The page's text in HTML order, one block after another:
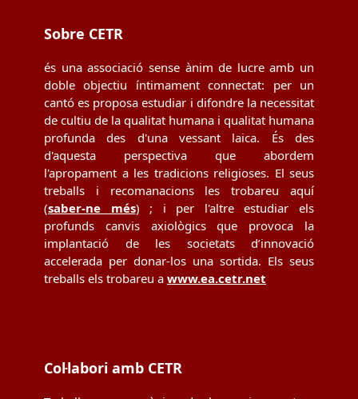
Sobre CETR
és una associació sense ànim de lucre amb un
doble objectiu íntimament connectat: per un
cantó es proposa estudiar i difondre la necessitat
de cultiu de la qualitat humana i qualitat humana
profunda des d'una vessant laica. És des
d'aquesta perspectiva que abordem
l'apropament a les tradicions religioses. El seus
treballs i recomanacions les trobareu aquí
(saber-ne més) ; i per l'altre estudiar els
profunds canvis axiològics que provoca la
implantació de les societats d’innovació
accelerada per donar-los una sortida. Els seus
treballs els trobareu a www.ea.cetr.net
Col·labori amb CETR